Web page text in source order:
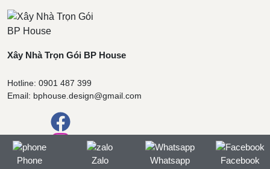
Xây Nhà Trọn Gói BP House
Hotline: 0901 487 399
Email: bphouse.design@gmail.com
Phone Zalo Whatsapp Facebook